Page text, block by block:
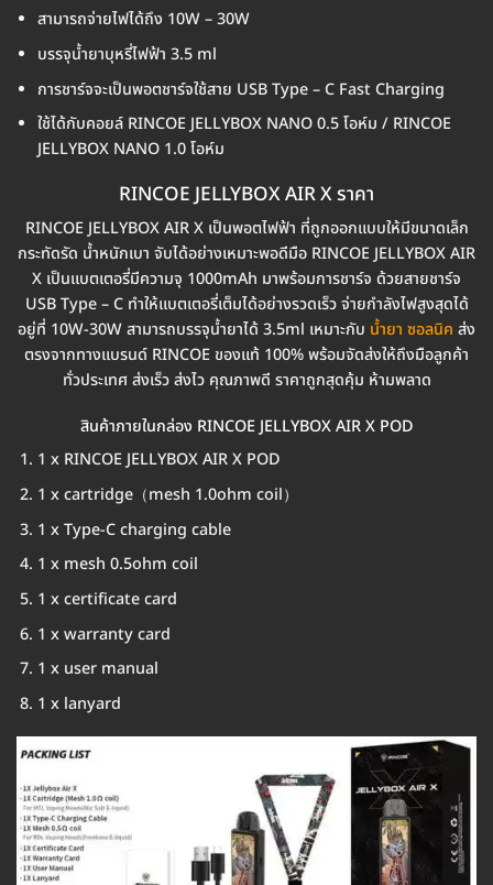
สามารถจ่ายไฟได้ถึง 10W – 30W
บรรจุน้ำยาบุหรี่ไฟฟ้า 3.5 ml
การชาร์จจะเป็นพอตชาร์จใช้สาย USB Type – C Fast Charging
ใช้ได้กับคอยล์ RINCOE JELLYBOX NANO 0.5 โอห์ม / RINCOE
JELLYBOX NANO 1.0 โอห์ม
RINCOE JELLYBOX AIR X ราคา
RINCOE JELLYBOX AIR X เป็นพอตไฟฟ้า ที่ถูกออกแบบให้มีขนาดเล็ก
กระทัดรัด น้ำหนักเบา จับได้อย่างเหมาะพอดีมือ RINCOE JELLYBOX AIR
X เป็นแบตเตอรี่มีความจุ 1000mAh มาพร้อมการชาร์จ ด้วยสายชาร์จ
USB Type – C ทำให้แบตเตอรี่เต็มได้อย่างรวดเร็ว จ่ายกำลังไฟสูงสุดได้
อยู่ที่ 10W-30W สามารถบรรจุน้ำยาได้ 3.5ml เหมาะกับ น้ำยา ซอลนิค ส่ง
ตรงจากทางแบรนด์ RINCOE ของแท้ 100% พร้อมจัดส่งให้ถึงมือลูกค้า
ทั่วประเทศ ส่งเร็ว ส่งไว คุณภาพดี ราคาถูกสุดคุ้ม ห้ามพลาด
สินค้าภายในกล่อง RINCOE JELLYBOX AIR X POD
1 x RINCOE JELLYBOX AIR X POD
1 x cartridge（mesh 1.0ohm coil）
1 x Type-C charging cable
1 x mesh 0.5ohm coil
1 x certificate card
1 x warranty card
1 x user manual
1 x lanyard